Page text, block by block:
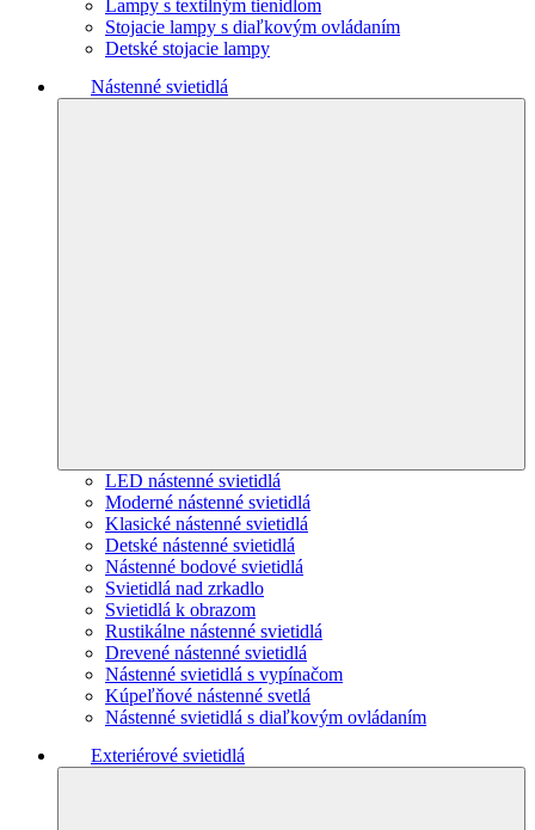
Lampy s textilným tienidlom
Stojacie lampy s diaľkovým ovládaním
Detské stojacie lampy
Nástenné svietidlá
LED nástenné svietidlá
Moderné nástenné svietidlá
Klasické nástenné svietidlá
Detské nástenné svietidlá
Nástenné bodové svietidlá
Svietidlá nad zrkadlo
Svietidlá k obrazom
Rustikálne nástenné svietidlá
Drevené nástenné svietidlá
Nástenné svietidlá s vypínačom
Kúpeľňové nástenné svetlá
Nástenné svietidlá s diaľkovým ovládaním
Exteriérové svietidlá